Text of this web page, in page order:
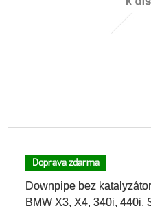
Doprava zdarma
Downpipe bez
BMW X3, X4, 340i, 440i,